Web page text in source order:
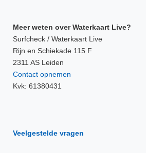
Meer weten over Waterkaart Live?
Surfcheck / Waterkaart Live
Rijn en Schiekade 115 F
2311 AS Leiden
Contact opnemen
Kvk: 61380431
Veelgestelde vragen